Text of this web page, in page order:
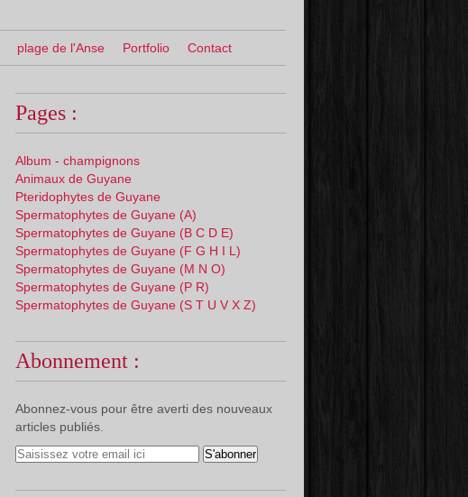
plage de l'Anse Portfolio Contact
Pages :
Album - champignons
Animaux de Guyane
Pteridophytes de Guyane
Spermatophytes de Guyane (A)
Spermatophytes de Guyane (B C D E)
Spermatophytes de Guyane (F G H I L)
Spermatophytes de Guyane (M N O)
Spermatophytes de Guyane (P R)
Spermatophytes de Guyane (S T U V X Z)
Abonnement :
Abonnez-vous pour être averti des nouveaux
articles publiés.